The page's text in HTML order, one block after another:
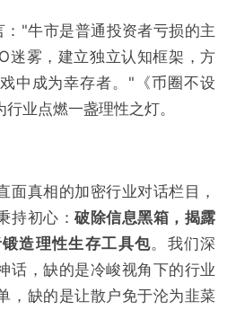
"牛市是普通投资者亏损的主
雾，建立独立认知框架，方
中成为幸存者。"《币圈不设
业点燃一盏理性之灯。
面真相的加密行业对话栏目，
持初心：破除信息黑箱，揭露
造理性生存工具包。我们深
话，缺的是冷峻视角下的行业
，缺的是让散户免于沦为韭菜